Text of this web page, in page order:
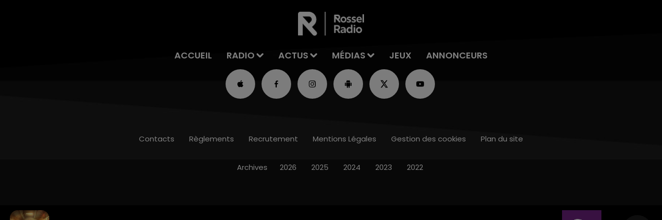
ACCUEIL RADIO ACTUS MÉDIAS JEUX ANNONCEURS
Contacts Règlements Recrutement Mentions Légales Gestion des cookies Plan du site
Archives 2026 2025 2024 2023 2022